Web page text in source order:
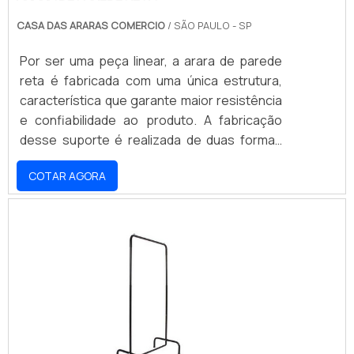
CASA DAS ARARAS COMERCIO / SÃO PAULO - SP
Por ser uma peça linear, a arara de parede
reta é fabricada com uma única estrutura,
característica que garante maior resistência
e confiabilidade ao produto. A fabricação
desse suporte é realizada de duas formas
diferentes, com o uso de aço carbono ou
ferro, ambos possibilitando o mais alto
desempenho de suas funções, embora cada
Dependendo da necessidade de cada
consumidor, essas características são
COTAR AGORA